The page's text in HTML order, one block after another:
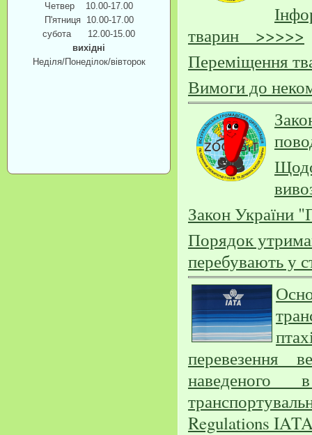
Четвер 10.00-17.00
П'ятниця 10.00-17.00
субота 12.00-15.00
вихідні
Неділя/Понеділок/вівторок
тварин >>>>>
Переміщення
Вимоги до
Закон України
Порядок
перебувають у
перевезення
наведеного
Regulations